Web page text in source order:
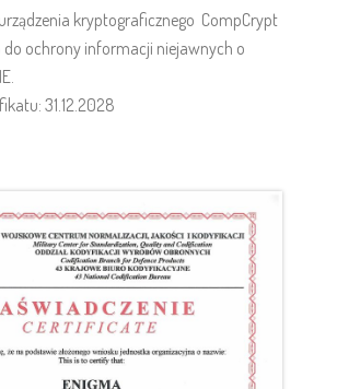
kryptograficznego CompCrypt
ochrony informacji niejawnych o
31.12.2028